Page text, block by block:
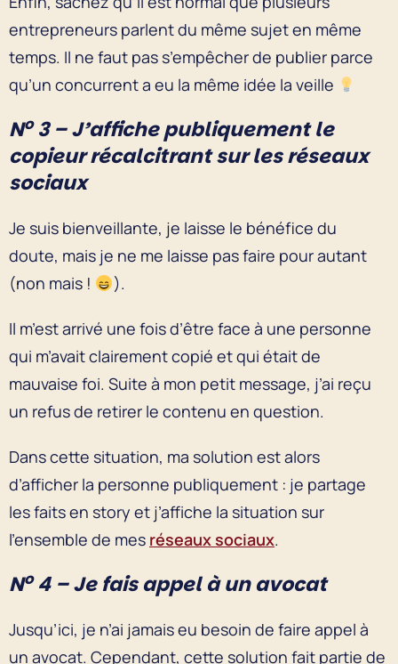
entrepreneurs parlent du même sujet en même
temps. Il ne faut pas s’empêcher de publier parce
qu’un concurrent a eu la même idée la veille
No 3 – J’affiche publiquement le
copieur récalcitrant sur les réseaux
sociaux
Je suis bienveillante, je laisse le bénéfice du
doute, mais je ne me laisse pas faire pour autant
(non mais !
).
Il m’est arrivé une fois d’être face à une personne
qui m’avait clairement copié et qui était de
mauvaise foi. Suite à mon petit message, j’ai reçu
un refus de retirer le contenu en question.
Dans cette situation, ma solution est alors
d’afficher la personne publiquement : je partage
les faits en story et j’affiche la situation sur
l’ensemble de mes réseaux sociaux.
No 4 – Je fais appel à un avocat
Jusqu’ici, je n’ai jamais eu besoin de faire appel à
un avocat. Cependant, cette solution fait partie de